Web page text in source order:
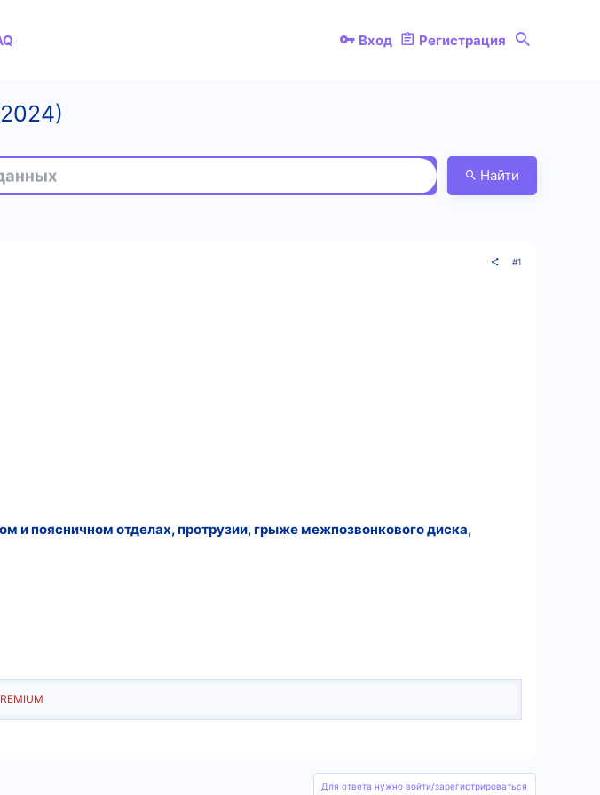
Вход Регистрация
Найти
#1
и поясничном отделах, протрузии, грыже межпозвонкового диска,
Для ответа нужно войти/зарегистрироваться